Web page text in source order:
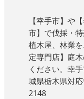
【幸手市】や
市】で伐採・
植木屋、林業
定専門店】庭
ください。幸
城県栃木県対
2148